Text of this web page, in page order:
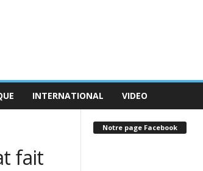
INTERNATIONAL VIDEO
fait
Notre page Facebook